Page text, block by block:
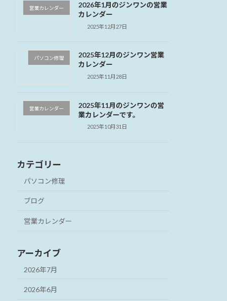
営業カレンダー
2026年1月のジンワンの営業
カレンダー
2025年12月27日
パソコン修理
2025年12月のジンワン営業
カレンダー
2025年11月28日
営業カレンダー
2025年11月のジンワンの営
業カレンダーです。
2025年10月31日
カテゴリー
パソコン修理
ブログ
営業カレンダー
アーカイブ
2026年7月
2026年6月